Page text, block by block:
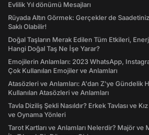
Evlilik Yıl dönümü Mesajları
Rüyada Altın Görmek: Gerçekler de
Saklı Olabilir!
Doğal Taşların Merak Edilen Tüm Etkileri,
Hangi Doğal Taş Ne İşe Yarar?
Emojilerin Anlamları: 2023 WhatsApp,
Çok Kullanılan Emojiler ve Anlamları
Atasözleri ve Anlamları: A'dan Z'ye Gündelik
Kullanılan Atasözleri ve Anlamları
Tavla Diziliş Şekli Nasıldır? Erkek Tavlası ve
ve Oynama Yönleri
Tarot Kartları ve Anlamları Nelerdir? Majör ve